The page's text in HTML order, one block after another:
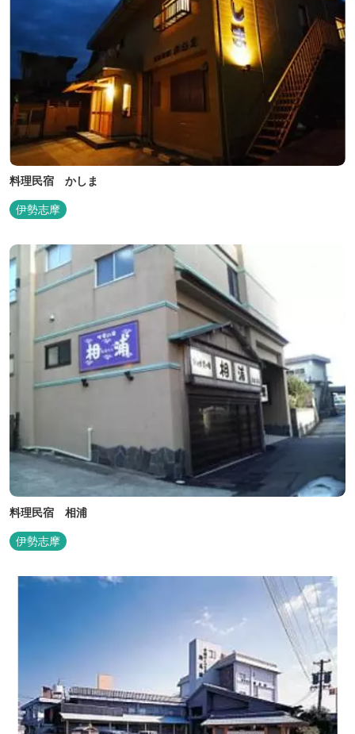
料理民宿 かしま
伊勢志摩
料理民宿 相浦
伊勢志摩